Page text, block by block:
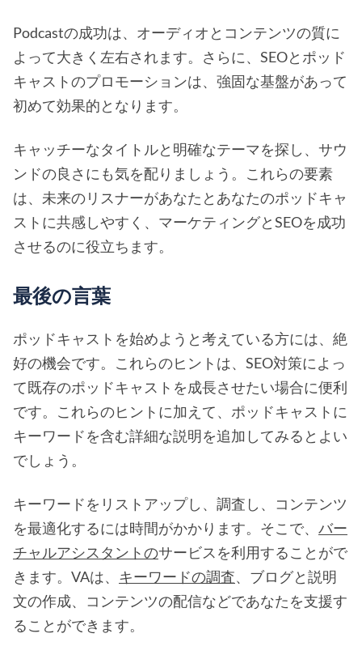
Podcastの成功は、オーディオとコンテンツの質に
よって大きく左右されます。さらに、SEOとポッド
キャストのプロモーションは、強固な基盤があって
初めて効果的となります。
キャッチーなタイトルと明確なテーマを探し、サウ
ンドの良さにも気を配りましょう。これらの要素
は、未来のリスナーがあなたとあなたのポッドキャ
ストに共感しやすく、マーケティングとSEOを成功
させるのに役立ちます。
最後の言葉
ポッドキャストを始めようと考えている方には、絶
好の機会です。これらのヒントは、SEO対策によっ
て既存のポッドキャストを成長させたい場合に便利
です。これらのヒントに加えて、ポッドキャストに
キーワードを含む詳細な説明を追加してみるとよい
でしょう。
キーワードをリストアップし、調査し、コンテンツ
を最適化するには時間がかかります。そこで、 バー
チャルアシスタントのサービスを利用することがで
きます。VAは、 キーワードの調査、ブログと説明
文の作成、コンテンツの配信などであなたを支援す
ることができます。